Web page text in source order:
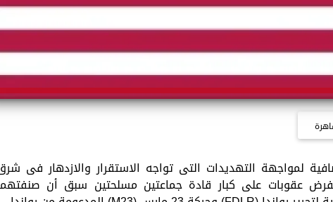
لمواجهة التهديدات التى تواجه الاستقرار والازدهار فى
عقوبات على كبار قادة جماعتين مسلحتين سبق أن